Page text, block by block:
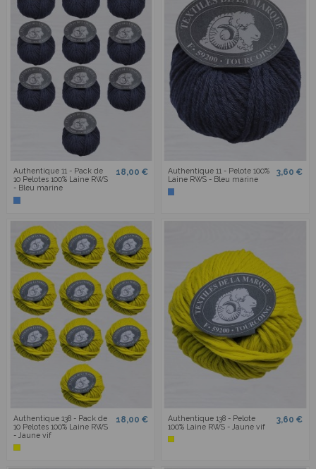
Authentique 11 - Pack de
10 Pelotes 100% Laine RWS
- Bleu marine
18,00 €
Authentique 11 - Pelote 100%
Laine RWS - Bleu marine
3,60 €
Authentique 138 - Pack de
10 Pelotes 100% Laine RWS
- Jaune vif
18,00 €
Authentique 138 - Pelote
100% Laine RWS - Jaune vif
3,60 €